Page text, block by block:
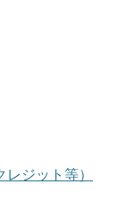
ジット等）